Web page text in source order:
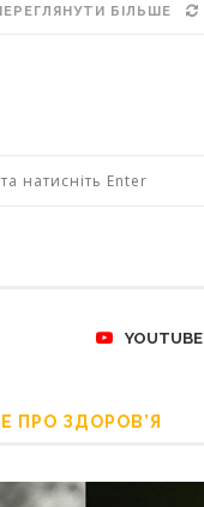
БІЛЬШЕ
YOUTUBE
ПРО ЗДОРОВ’Я